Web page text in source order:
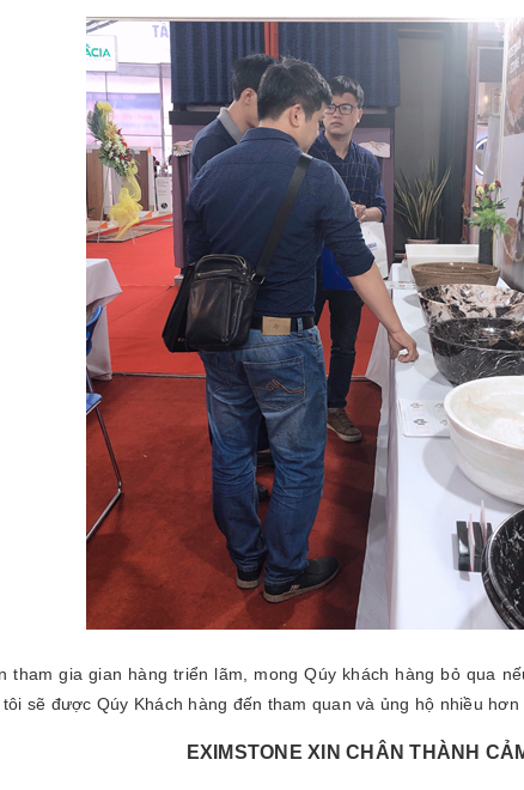
tham gia gian hàng triển lãm, mong Qúy khách hàng bỏ qua
sẽ được Qúy Khách hàng đến tham quan và ủng hộ nhiều hơn
EXIMSTONE XIN CHÂN THÀNH